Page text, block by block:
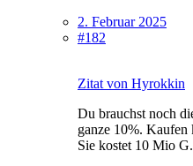
2. Februar 2025
#182
Zitat von Hyrokkin
Du brauchst noch
ganze 10%. Kaufen
Sie kostet 10 Mio G.